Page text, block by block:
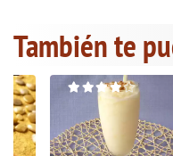
También te